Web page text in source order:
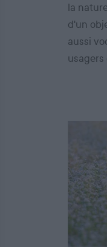
la
d'un
aussi
usagers